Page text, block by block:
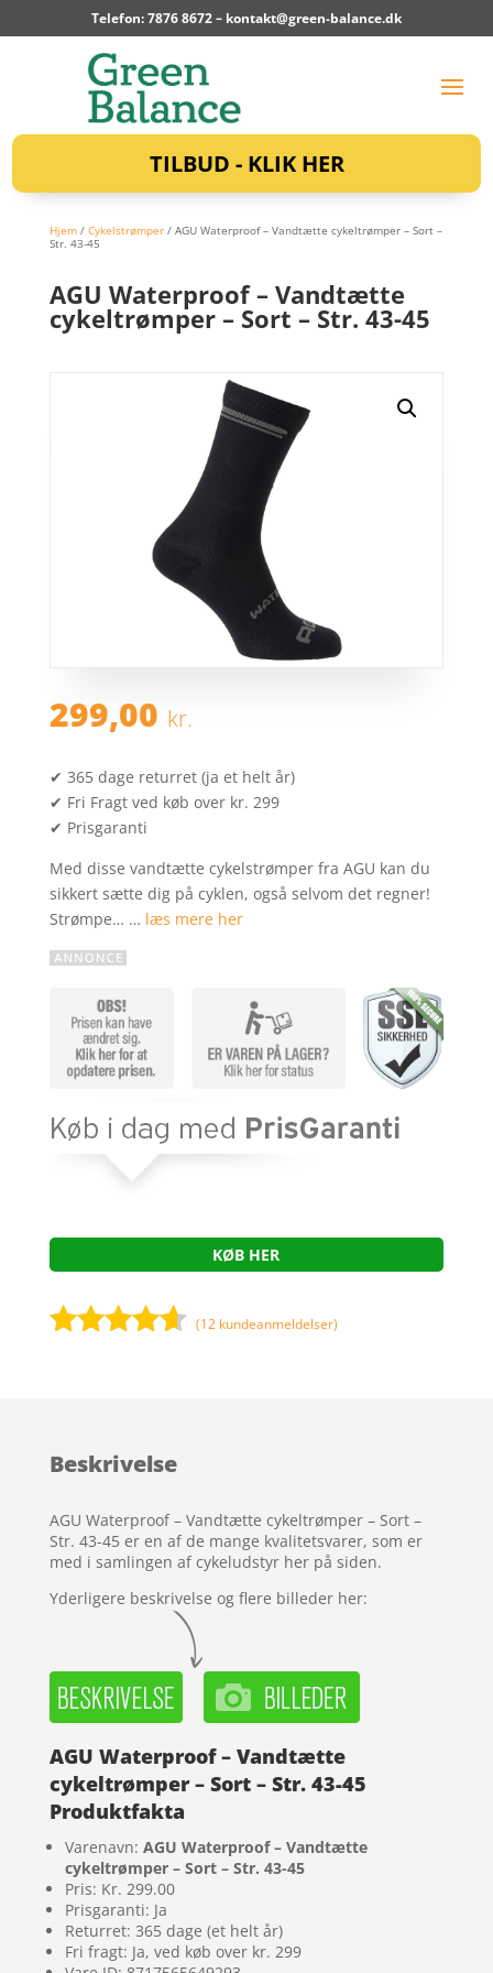
Telefon: 7876 8672 – kontakt@green-balance.dk
TILBUD - KLIK HER
Hjem/ Cykelstrømper/ AGU Waterproof – Vandtætte cykeltrømper – Sort –
Str. 43-45
AGU Waterproof – Vandtætte
cykeltrømper – Sort – Str. 43-45
299,00 kr.
✔ 365 dage returret (ja et helt år)
✔ Fri Fragt ved køb over kr. 299
✔ Prisgaranti
Med disse vandtætte cykelstrømper fra AGU kan du
sikkert sætte dig på cyklen, også selvom det regner!
Strømpe… … læs mere her
KØB HER
på
mmelser
(12 kundeanmeldelser)
Beskrivelse
AGU Waterproof – Vandtætte cykeltrømper – Sort –
Str. 43-45 er en af de mange kvalitetsvarer, som er
med i samlingen af cykeludstyr her på siden.
Yderligere beskrivelse og flere billeder her:
AGU Waterproof – Vandtætte
cykeltrømper – Sort – Str. 43-45
Produktfakta
Varenavn: AGU Waterproof – Vandtætte
cykeltrømper – Sort – Str. 43-45
Pris: Kr. 299.00
Prisgaranti: Ja
Returret: 365 dage (et helt år)
Fri fragt: Ja, ved køb over kr. 299